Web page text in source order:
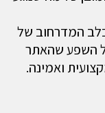
המדרחוב של
השפע שהאתר
ואמינה.